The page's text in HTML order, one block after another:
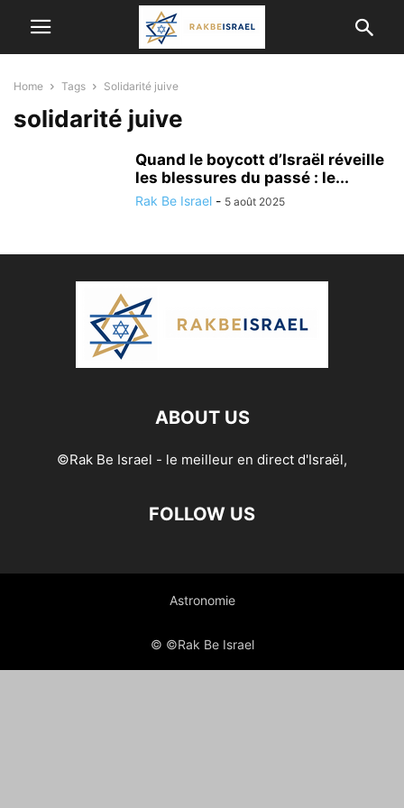
Home Tags Solidarité juive
solidarité juive
Quand le boycott d’Israël réveille
les blessures du passé : le...
Rak Be Israel - 5 août 2025
ABOUT US
©Rak Be Israel - le meilleur en direct d'Israël,
FOLLOW US
Astronomie
© ©Rak Be Israel